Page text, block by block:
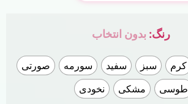
رنگ: بدون انتخاب
کرم سبز سفید سورمه
صورتی
طوسی
مشکی نخودی